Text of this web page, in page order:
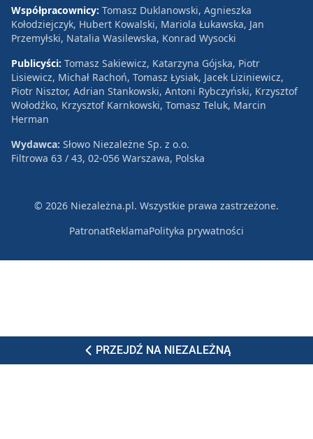
PRZEJDŹ NA NIEZALEŻNĄ
Współpracownicy: Tomasz Duklanowski, Agnieszka
Kołodziejczyk, Hubert Kowalski, Mariola Łukawska, Jan
Przemyłski, Natalia Wasilewska, Konrad Wysocki
Publicyści: Tomasz Sakiewicz, Katarzyna Gójska, Piotr
Lisiewicz, Michał Rachoń, Tomasz Łysiak, Jacek Liziniewicz,
Piotr Nisztor, Adrian Stankowski, Antoni Rybczyński, Krzysztof
Wołodźko, Krzysztof Karnkowski, Tomasz Teluk, Marcin
Herman
Wydawca: Słowo Niezależne Sp. z o.o.
Filtrowa 63 / 43, 02-056 Warszawa, Polska
© 2026 Niezależna.pl. Wszystkie prawa zastrzeżone.
PatronatReklamaPolityka prywatności